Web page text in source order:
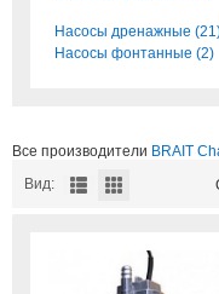
Насосы дренажные
Насосы фонтанные (2)
Все производители BRAIT
Вид: